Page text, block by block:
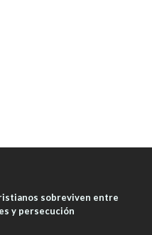
sobreviven entre
y persecución